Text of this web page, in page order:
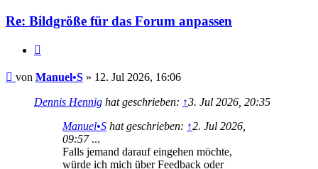
Re: Bildgröße für das Forum anpassen
Beitrag
von Manuel•S » 12. Jul 2026, 16:06
Dennis Hennig hat geschrieben: ↑3. Jul 2026, 20:35
Manuel•S hat geschrieben: ↑2. Jul 2026,
09:57...
Falls jemand darauf eingehen möchte,
würde ich mich über Feedback oder